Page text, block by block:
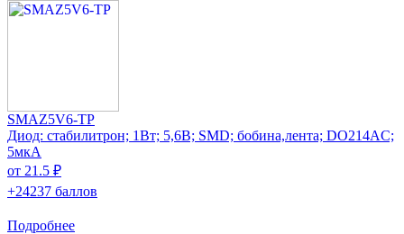
SMAZ5V6-TP
Диод: стабилитрон; 1Вт; 5,6В; SMD; бобина,лента; DO214AC;
5мкА
от 21.5 ₽
+24237 баллов
Подробнее